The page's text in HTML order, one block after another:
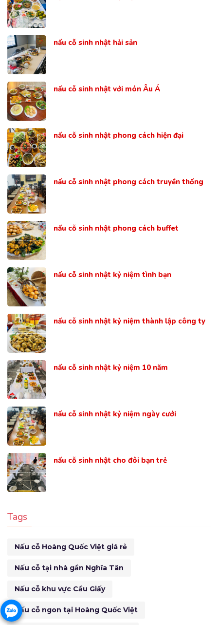
nấu cỗ sinh nhật hải sản
nấu cỗ sinh nhật với món Âu Á
nấu cỗ sinh nhật phong cách hiện đại
nấu cỗ sinh nhật phong cách truyền thống
nấu cỗ sinh nhật phong cách buffet
nấu cỗ sinh nhật kỷ niệm tình bạn
nấu cỗ sinh nhật kỷ niệm thành lập công ty
nấu cỗ sinh nhật kỷ niệm 10 năm
nấu cỗ sinh nhật kỷ niệm ngày cưới
nấu cỗ sinh nhật cho đôi bạn trẻ
Tags
Nấu cỗ Hoàng Quốc Việt giá rẻ
Nấu cỗ tại nhà gần Nghĩa Tân
Nấu cỗ khu vực Cầu Giấy
Nấu cỗ ngon tại Hoàng Quốc Việt